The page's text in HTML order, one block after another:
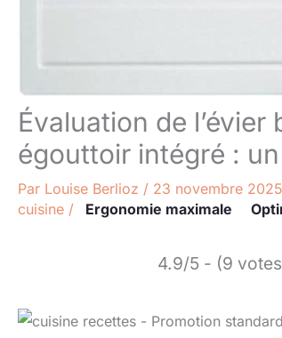
Évaluation de
égouttoir intégré :
Par Louise Berlioz / 23 novembre 2025
cuisine / Ergonomie maximale
4.9/5 - (9